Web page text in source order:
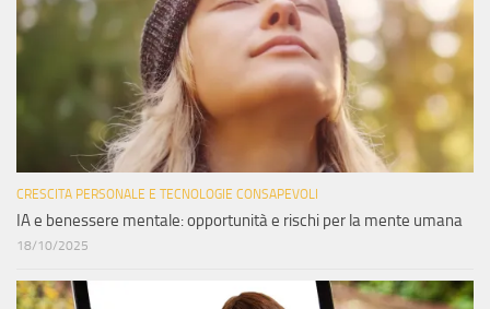
CRESCITA PERSONALE E TECNOLOGIE CONSAPEVOLI
IA e benessere mentale: opportunità e rischi per la mente umana
18/10/2025